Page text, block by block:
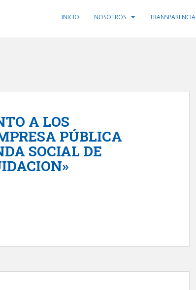
INICIO NOSOTROS TRANSPARENCIA
A LOS
PÚBLICA
SOCIAL DE